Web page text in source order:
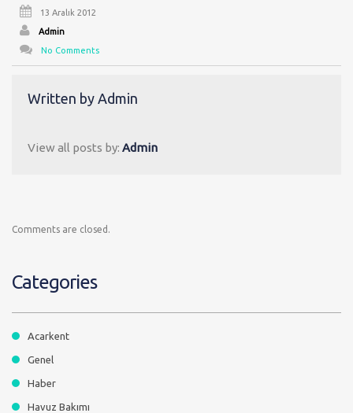
13 Aralık 2012
Admin
No Comments
Written by Admin
View all posts by: Admin
Comments are closed.
Categories
Acarkent
Genel
Haber
Havuz Bakımı